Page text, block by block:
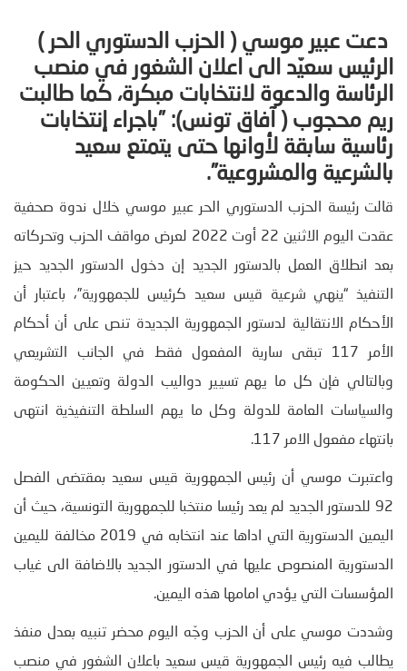
دعت عبير موسي ( الحزب الدستوري الحر )
الرئيس سعيّد الى اعلان الشغور في منصب
الرئاسة والدعوة لانتخابات مبكرة، كما طالبت
ريم محجوب ( آفاق تونس): ”باجراء إنتخابات
رئاسية سابقة لأوانها حتى يتمتع سعيد
بالشرعية والمشروعية”
.
قالت رئيسة الحزب الدستوري الحر عبير موسي خلال ندوة صحفية
عقدت اليوم الاثنين 22 أوت 2022 لعرض مواقف الحزب وتحركاته
بعد انطلاق العمل بالدستور الجديد إن دخول الدستور الجديد حيز
التنفيذ “ينهي شرعية قيس سعيد كرئيس للجمهورية”، باعتبار أن
الأحكام الانتقالية لدستور الجمهورية الجديدة تنص على أن أحكام
الأمر 117 تبقى سارية المفعول فقط في الجانب التشريعي
وبالتالي فإن كل ما يهم تسيير دواليب الدولة وتعيين الحكومة
والسياسات العامة للدولة وكل ما يهم السلطة التنفيذية انتهى
بانتهاء مفعول الامر 117.
واعتبرت موسي أن رئيس الجمهورية قيس سعيد بمقتضى الفصل
92 للدستور الجديد لم يعد رئيسا منتخبا للجمهورية التونسية، حيث أن
اليمين الدستورية التي اداها عند انتخابه في 2019 مخالفة لليمين
الدستورية المنصوص عليها في الدستور الجديد بالاضافة الى غياب
المؤسسات التي يؤدي امامها هذه اليمين.
وشددت موسي على أن الحزب وجّه اليوم محضر تنبيه بعدل منفذ
يطالب فيه رئيس الجمهورية قيس سعيد باعلان الشغور في منصب